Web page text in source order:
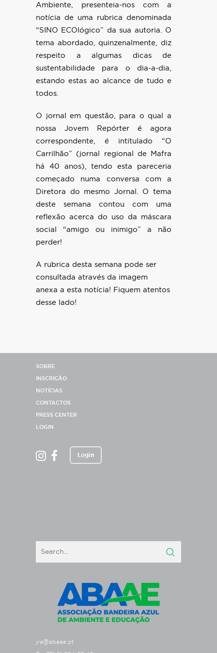
Ambiente, presenteia-nos com a
notícia de uma rubrica denominada
“SINO ECOlógico” da sua autoria. O
tema abordado, quinzenalmente, diz
respeito a algumas dicas de
sustentabilidade para o dia-a-dia,
estando estas ao alcance de tudo e
todos.
O jornal em questão, para o qual a
nossa Jovem Repórter é agora
correspondente, é intitulado “O
Carrilhão” (jornal regional de Mafra
há 40 anos), tendo esta pareceria
começado numa conversa com a
Diretora do mesmo Jornal. O tema
deste semana contou com uma
reflexão acerca do uso da máscara
social “amigo ou inimigo” a não
perder!
A rubrica desta semana pode ser
consultada através da imagem
anexa a esta notícia! Fiquem atentos
desse lado!
SOBRE
INSCRIÇÃO
NOTÍCIAS
CONTACTOS
PRESS CENTER
LOGIN
Login
jra@abaae.pt